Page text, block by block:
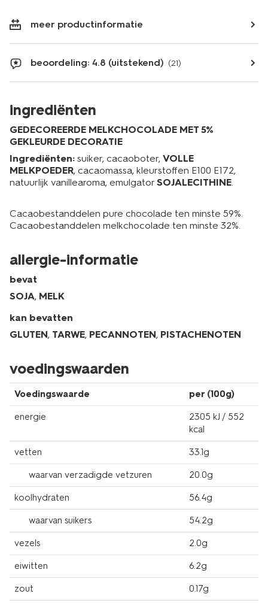
meer productinformatie
beoordeling: 4.8 (uitstekend) (21)
ingrediënten
GEDECOREERDE MELKCHOCOLADE MET 5%
GEKLEURDE DECORATIE
Ingrediënten: suiker, cacaoboter, VOLLE
MELKPOEDER, cacaomassa, kleurstoffen E100 E172,
natuurlijk vanillearoma, emulgator SOJALECITHINE.
Cacaobestanddelen pure chocolade ten minste 59%.
Cacaobestanddelen melkchocolade ten minste 32%.
allergie-informatie
bevat
SOJA, MELK
kan bevatten
GLUTEN, TARWE, PECANNOTEN, PISTACHENOTEN
voedingswaarden
Voedingswaarde per (100g)
energie
2305 kJ / 552
kcal
vetten 33.1g
waarvan verzadigde vetzuren 20.0g
koolhydraten 56.4g
waarvan suikers 54.2g
vezels 2.0g
eiwitten 6.2g
zout 0.17g